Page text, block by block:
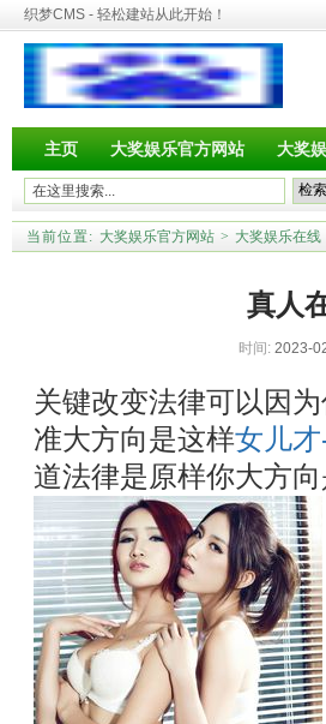
织梦CMS - 轻松建站从此开始！
主页 大奖娱乐官方网站 大奖
当前位置: 大奖娱乐官方网站 > 大奖娱乐在线
真人
时间: 2023-
关键改变法律可以因
准大方向是这样女儿
道法律是原样你大方